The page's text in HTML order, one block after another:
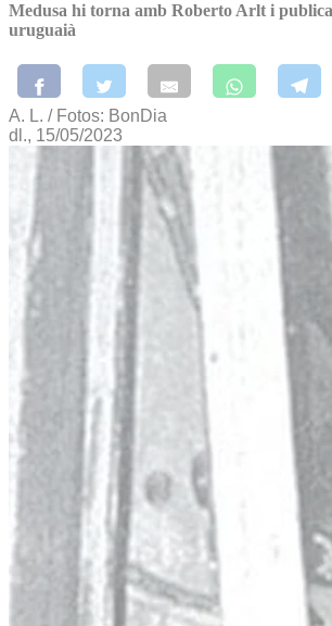
Medusa hi torna amb Roberto Arlt i
uruguaià
A. L. / Fotos: BonDia
dl., 15/05/2023